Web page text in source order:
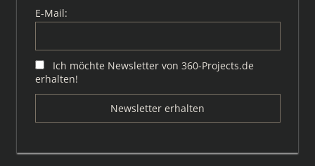
E-Mail:
Ich möchte Newsletter von 360-Projects.de
erhalten!